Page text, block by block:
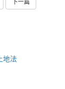
地法